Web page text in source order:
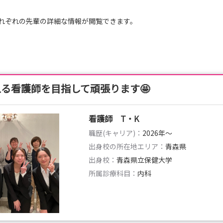
」ことだと考えています
、困難な部分に光を当て看護を想像していく そんな看護師を目
れの先輩の詳細な情報が閲覧できます。
看護師を目指して頑張ります🤩
看護師 T・K
職歴(キャリア)： 2026年〜
出身校の所在地エリア： 青森県
出身校： 青森県立保健大学
所属診療科目： 内科